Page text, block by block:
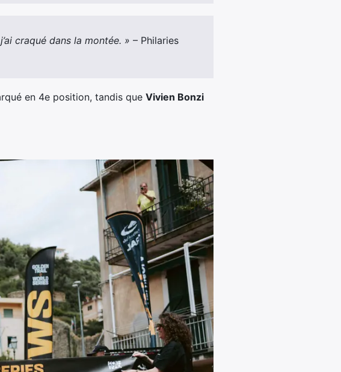
craqué dans la montée. » – Philaries
en 4e position, tandis que Vivien Bonzi